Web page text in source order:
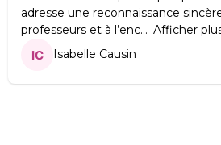
adresse une reconnaissance
professeurs et à l’enc
Afficher
Isabelle Causin